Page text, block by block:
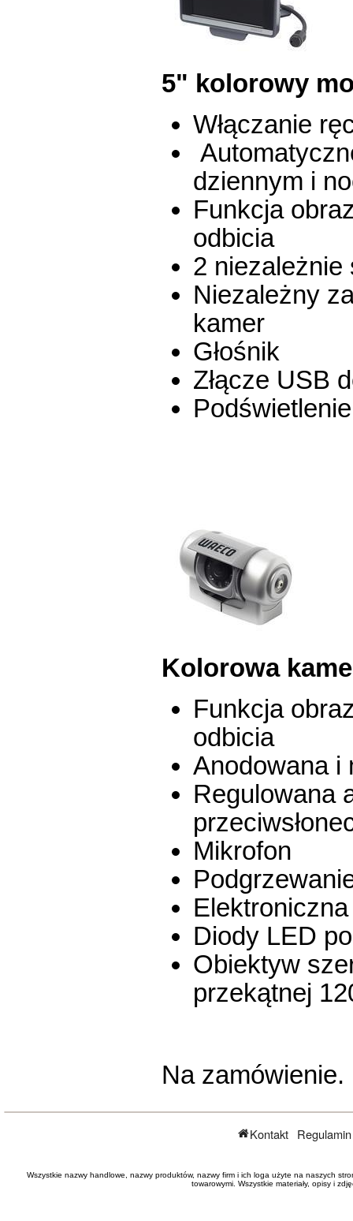
5" kolorowy
Włączanie
dziennym i
Funkcja
odbicia
2
Niezależny
kamer
Głośnik
Złącze USB
Kolorowa
Funkcja
odbicia
Anodowana i
Regulowana
Mikrofon
Diody LED
Obiektyw
przekątnej
Na zamówienie.
Kontakt
Wszystkie nazwy handlowe, nazwy produktów, nazwy firm i ich loga użyte na naszych
towarowymi. Wszystkie materiały, opisy i